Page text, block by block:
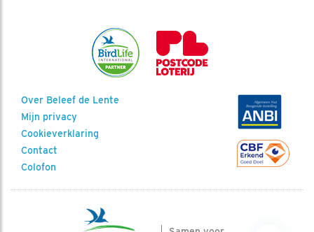
Over Beleef de Lente
Mijn privacy
Cookieverklaring
Contact
Colofon